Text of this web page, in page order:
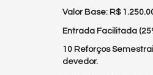
Valor Base: R$
Entrada Facilitada
10 Reforços
devedor.